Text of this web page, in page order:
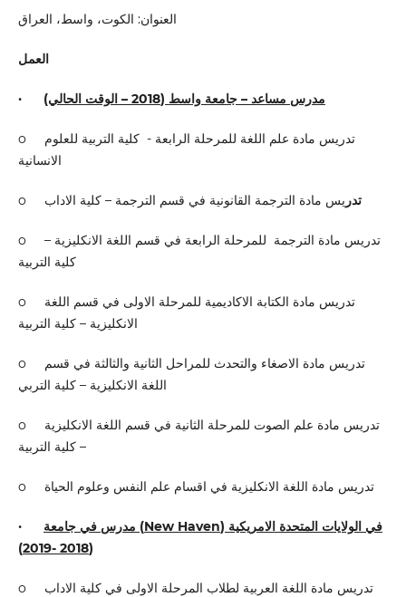
العنوان: الكوت، واسط، العراق
العمل
· مدرس مساعد – جامعة واسط (2018 – الوقت الحالي)
o تدريس مادة علم اللغة للمرحلة الرابعة - كلية التربية للعلوم
الانسانية
o تدر يس مادة الترجمة القانونية في قسم الترجمة – كلية الاداب
o تدريس مادة الترجمة للمرحلة الرابعة في قسم اللغة الانكليزية –
كلية التربية
o تدريس مادة الكتابة الاكاديمية للمرحلة الاولى في قسم اللغة
الانكليزية – كلية التربية
o تدريس مادة الاصغاء والتحدث للمراحل الثانية والثالثة في قسم
اللغة الانكليزية – كلية التربي
o تدريس مادة علم الصوت للمرحلة الثانية في قسم اللغة الانكليزية
– كلية التربية
o تدريس مادة اللغة الانكليزية في اقسام علم النفس وعلوم الحياة
· مدرس في جامعة (New Haven) في الولايات المتحدة الامريكية
(2018 -2019)
o تدريس مادة اللغة العربية لطلاب المرحلة الاولى في كلية الاداب